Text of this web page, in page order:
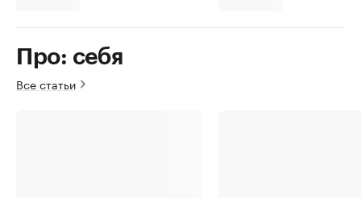
Про: себя
Все статьи